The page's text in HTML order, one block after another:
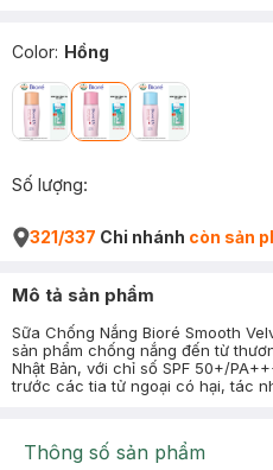
Color: Hồng
Số lượng:
321/337 Chi nhánh còn sản
Mô tả sản phẩm
Sữa Chống Nắng Bioré Smooth
sản phẩm chống nắng đến từ
Nhật Bản, với chỉ số SPF 50+/
trước các tia tử ngoại có hại, tác
Thông số sản phẩm